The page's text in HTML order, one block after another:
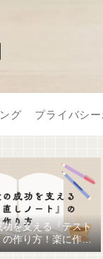
グ プライバシ
を支える『テスト
作り方！楽に作る
すすめ文房具6選！